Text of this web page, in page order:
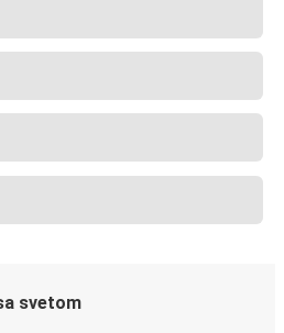
svetom